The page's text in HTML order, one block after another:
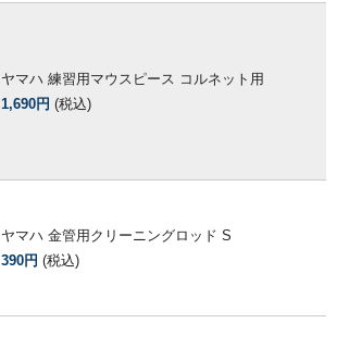
ヤマハ 練習用マウスピース コルネット用
1,690円 (税込)
ヤマハ 金管用クリーニングロッド S
390円 (税込)